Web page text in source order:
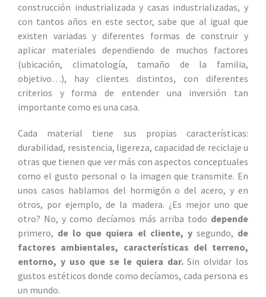
construcción industrializada y casas industrializadas, y
con tantos años en este sector, sabe que al igual que
existen variadas y diferentes formas de construir y
aplicar materiales dependiendo de muchos factores
(ubicación, climatología, tamaño de la familia,
objetivo…), hay clientes distintos, con diferentes
criterios y forma de entender una inversión tan
importante como es una casa.
Cada material tiene sus propias características:
durabilidad, resistencia, ligereza, capacidad de reciclaje u
otras que tienen que ver más con aspectos conceptuales
como el gusto personal o la imagen que transmite. En
unos casos hablamos del hormigón o del acero, y en
otros, por ejemplo, de la madera. ¿Es mejor uno que
otro? No, y como decíamos más arriba todo depende
primero, de lo que quiera el cliente, y segundo, de
factores ambientales, características del terreno,
entorno, y uso que se le quiera dar.Sin olvidar los
gustos estéticos donde como decíamos, cada persona es
un mundo.